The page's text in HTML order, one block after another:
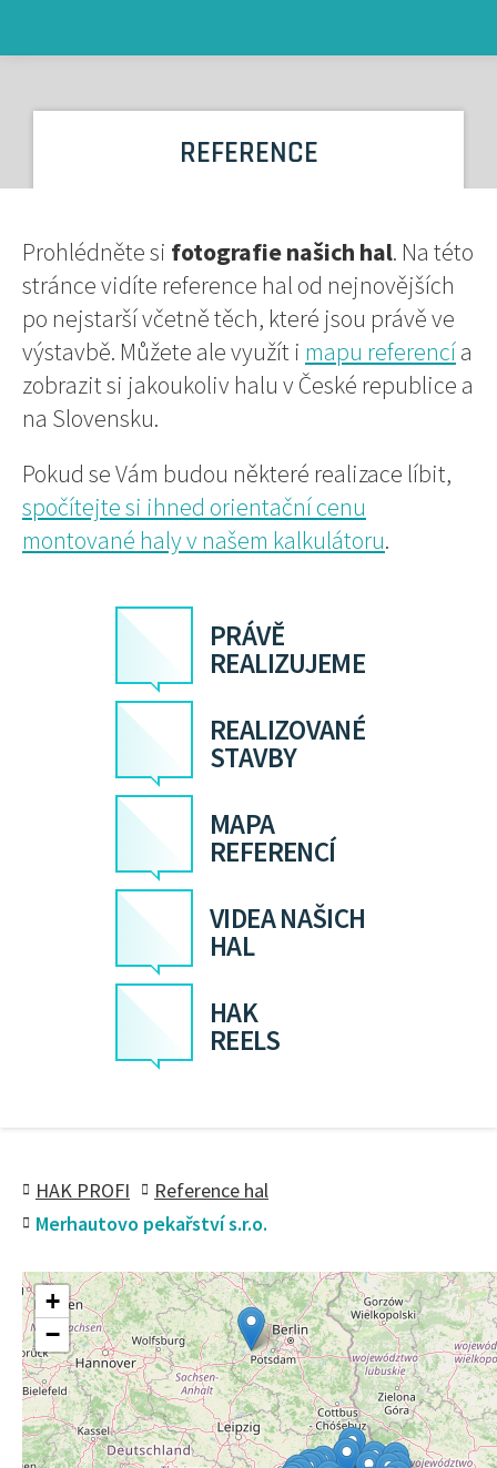
REFERENCE
Prohlédněte si fotografie našich hal. Na této
stránce vidíte reference hal od nejnovějších
po nejstarší včetně těch, které jsou právě ve
výstavbě. Můžete ale využít i mapu referencía
zobrazit si jakoukoliv halu v České republice a
na Slovensku.
Pokud se Vám budou některé realizace líbit,
spočítejte si ihned orientační cenu
montované haly v našem kalkulátoru.
PRÁVĚ
REALIZUJEME
REALIZOVANÉ
STAVBY
MAPA
REFERENCÍ
VIDEA NAŠICH
HAL
HAK
REELS
HAK PROFI
Reference hal
Merhautovo pekařství s.r.o.
+
−